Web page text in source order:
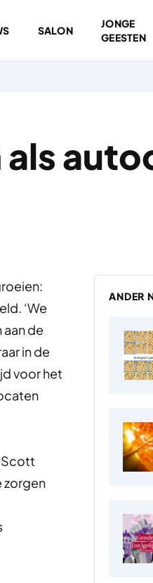
SALON
JONGE
GEESTEN
‘We
de
in de
voor het
Scott
zorgen
ANDER